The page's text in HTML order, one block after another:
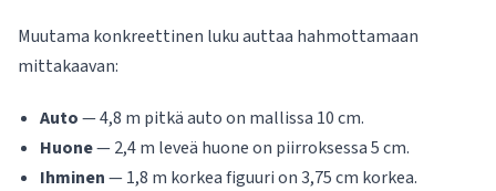
Muutama konkreettinen luku auttaa hahmottamaan
mittakaavan:
Auto— 4,8 m pitkä auto on mallissa 10 cm.
Huone— 2,4 m leveä huone on piirroksessa 5 cm.
Ihminen— 1,8 m korkea figuuri on 3,75 cm korkea.